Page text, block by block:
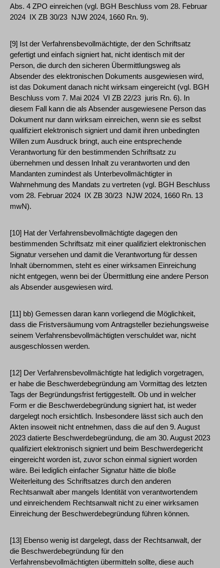
Abs. 4 ZPO einreichen (vgl. BGH Beschluss vom 28. Februar
2024 ­ IX ZB 30/23 ­ NJW 2024, 1660 Rn. 9).
[9] Ist der Verfahrensbevollmächtigte, der den Schriftsatz
gefertigt und einfach signiert hat, nicht identisch mit der
Person, die durch den sicheren Übermittlungsweg als
Absender des elektronischen Dokuments ausgewiesen wird,
ist das Dokument danach nicht wirksam eingereicht (vgl. BGH
Beschluss vom 7. Mai 2024 ­ VI ZB 22/23 ­ juris Rn. 6). In
diesem Fall kann die als Absender ausgewiesene Person das
Dokument nur dann wirksam einreichen, wenn sie es selbst
qualifiziert elektronisch signiert und damit ihren unbedingten
Willen zum Ausdruck bringt, auch eine entsprechende
Verantwortung für den bestimmenden Schriftsatz zu
übernehmen und dessen Inhalt zu verantworten und den
Mandanten zumindest als Unterbevollmächtigter in
Wahrnehmung des Mandats zu vertreten (vgl. BGH Beschluss
vom 28. Februar 2024 ­ IX ZB 30/23 ­ NJW 2024, 1660 Rn. 13
mwN).
[10] Hat der Verfahrensbevollmächtigte dagegen den
bestimmenden Schriftsatz mit einer qualifiziert elektronischen
Signatur versehen und damit die Verantwortung für dessen
Inhalt übernommen, steht es einer wirksamen Einreichung
nicht entgegen, wenn bei der Übermittlung eine andere Person
als Absender ausgewiesen wird.
[11] bb) Gemessen daran kann vorliegend die Möglichkeit,
dass die Fristversäumung vom Antragsteller beziehungsweise
seinem Verfahrensbevollmächtigten verschuldet war, nicht
ausgeschlossen werden.
[12] Der Verfahrensbevollmächtigte hat lediglich vorgetragen,
er habe die Beschwerdebegründung am Vormittag des letzten
Tags der Begründungsfrist fertiggestellt. Ob und in welcher
Form er die Beschwerdebegründung signiert hat, ist weder
dargelegt noch ersichtlich. Insbesondere lässt sich auch den
Akten insoweit nicht entnehmen, dass die auf den 9. August
2023 datierte Beschwerdebegründung, die am 30. August 2023
qualifiziert elektronisch signiert und beim Beschwerdegericht
eingereicht worden ist, zuvor schon einmal signiert worden
wäre. Bei lediglich einfacher Signatur hätte die bloße
Weiterleitung des Schriftsatzes durch den anderen
Rechtsanwalt aber mangels Identität von verantwortendem
und einreichendem Rechtsanwalt nicht zu einer wirksamen
Einreichung der Beschwerdebegründung führen können.
[13] Ebenso wenig ist dargelegt, dass der Rechtsanwalt, der
die Beschwerdebegründung für den
Verfahrensbevollmächtigten übermitteln sollte, diese auch